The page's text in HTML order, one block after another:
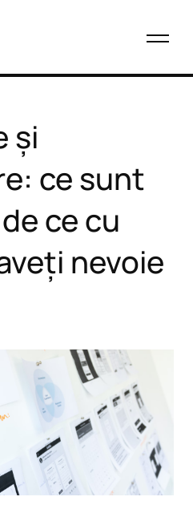
și
ce sunt
ce cu
nevoie